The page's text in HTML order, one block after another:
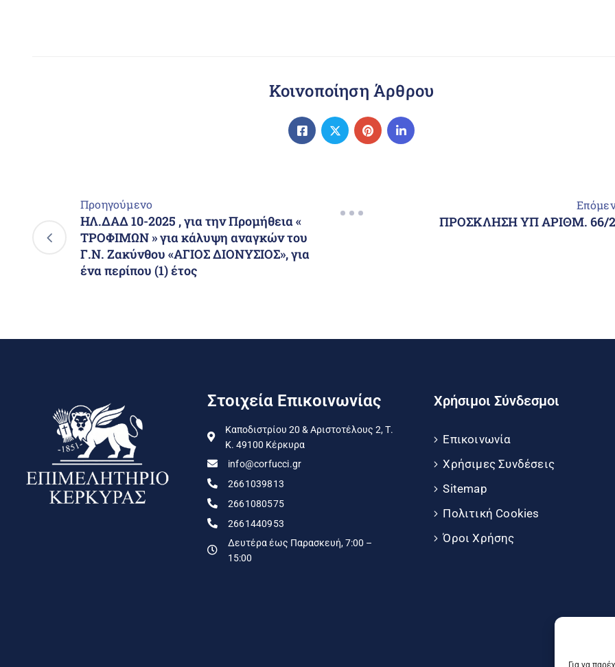
Για να
Κοινοποίηση Άρθρου
Προηγούμενο
ΗΛ.ΔΑΔ 10-2025 , για την Προμήθεια «
ΤΡΟΦΙΜΩΝ » για κάλυψη αναγκών του
Γ.Ν. Ζακύνθου «ΑΓΙΟΣ ΔΙΟΝΥΣΙΟΣ», για
ένα περίπου (1) έτος
ΠΡΟΣΚΛΗΣΗ ΥΠ ΑΡΙΘΜ. 66/
Στοιχεία Επικοινωνίας
Καποδιστρίου 20 & Αριστοτέλους 2, Τ.
Κ. 49100 Κέρκυρα
info@corfucci.gr
2661039813
2661080575
2661440953
Δευτέρα έως Παρασκευή, 7:00 –
15:00
Χρήσιμοι Σύνδεσμοι
Επικοινωνία
Χρήσιμες Συνδέσεις
Sitemap
Πολιτική Cookies
Όροι Χρήσης